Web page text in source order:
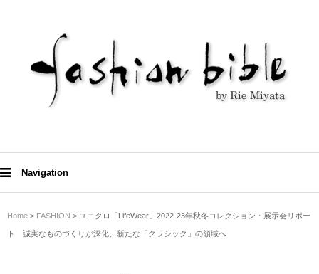
Navigation
Home > FASHION > ユニクロ「LifeWear」2022-23年秋冬コレクション・展示会リポー
ト 誠実なものづくりが深化、新たな「クラシック」の領域へ